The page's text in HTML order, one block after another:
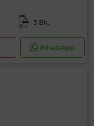
3 Bk.
WhatsApp